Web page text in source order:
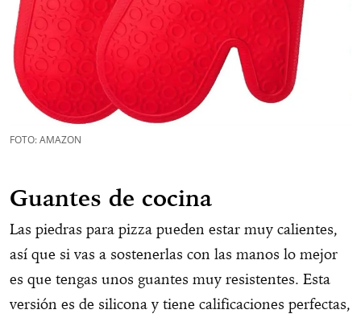
FOTO: AMAZON
Guantes de cocina
Las piedras para pizza pueden estar muy calientes,
así que si vas a sostenerlas con las manos lo mejor
es que tengas unos guantes muy resistentes. Esta
versión es de silicona y tiene calificaciones perfectas,